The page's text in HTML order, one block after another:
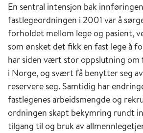
En sentral intensjon bak
fastlegeordningen i 2001 var å
forholdet mellom lege og pasient,
som ønsket det fikk en fast lege å
har siden vært stor oppslutning om
i Norge, og svært få benytter seg
reservere seg. Samtidig har
fastlegenes arbeidsmengde og
ordningen skapt bekymring rundt
tilgang til og bruk av